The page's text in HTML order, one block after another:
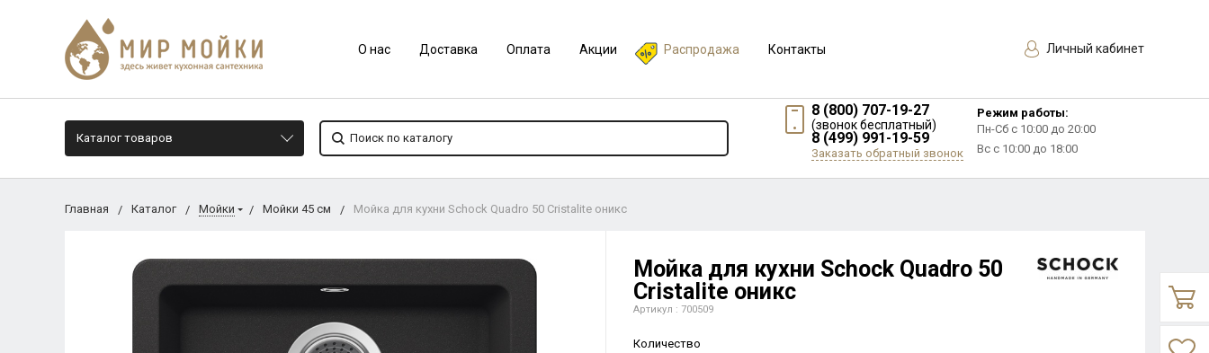
О нас Доставка Оплата Акции Распродажа Контакты Личный кабинет
Каталог товаров
8 (800) 707-19-27
(звонок бесплатный)
8 (499) 991-19-59
Заказать обратный звонок
Режим работы:
Пн-Сб с 10:00 до 20:00
Вс с 10:00 до 18:00
Главная Каталог Мойки Мойки 45 см Мойка для кухни Schock Quadro 50 Cristalite оникс
Мойка для кухни Schock Quadro 50
Cristalite оникс
Артикул : 700509
Количество